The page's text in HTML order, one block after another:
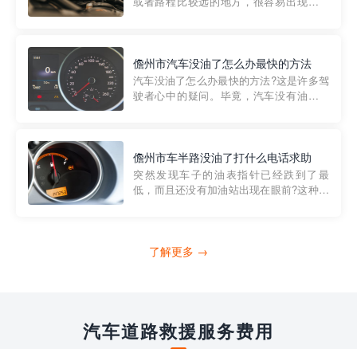
的送油师傅，解决没油的紧急情况。 首
先，让我们来了解一下穿...
儋州市汽车没油了怎么办最快的方法
汽车没油了怎么办最快的方法?这是许多驾
驶者心中的疑问。毕竟，汽车没有油就无
越者小程序是一款专门解决汽车没油问题
的在线服务平台。通过...
儋州市车半路没油了打什么电话求助
突然发现车子的油表指针已经跌到了最
低，而且还没有加油站出现在眼前?这种情
打4006363122请求送油人员来帮助你。
了解更多 →
汽车道路救援服务费用